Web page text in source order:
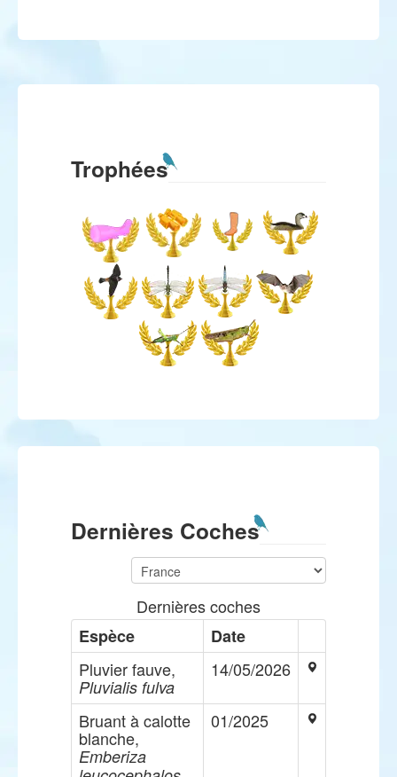
Trophées
Dernières Coches
Dernières coches
Espèce
Date
Pluvier fauve,
Pluvialis fulva
14/05/2026
Bruant à calotte
blanche,
Emberiza
01/2025